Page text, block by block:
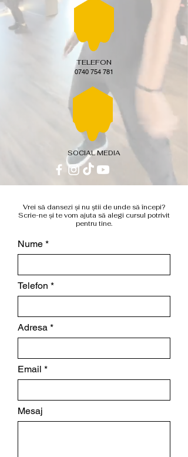
TELEFON
0740 754 781
SOCIAL MEDIA
Vrei să dansezi și nu știi de unde să începi?
Scrie-ne și te vom ajuta să alegi cursul potrivit
pentru tine.
Nume
Telefon
Adresa
Email
Mesaj